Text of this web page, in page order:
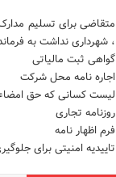
متقاضی برای تسلیم
، شهرداری نداشت به
گواهی ثبت مالیاتی
اجاره نامه محل شرکت
لیست کسانی که حق امضاء
روزنامه تجاری
فرم اظهار نامه
تاییدیه امنیتی برای